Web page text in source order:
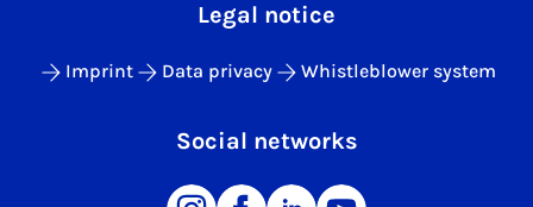
Legal notice
Imprint Data privacy Whistleblower system
Social networks